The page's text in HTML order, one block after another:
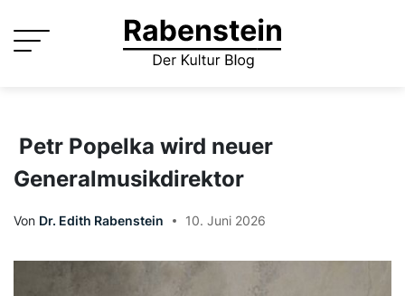
content
Petr Popelka wird neuer
Generalmusikdirektor
Von Dr. Edith Rabenstein 10. Juni 2026